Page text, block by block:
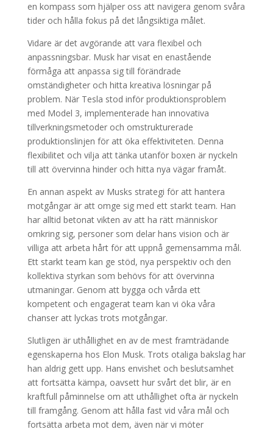
en kompass som hjälper oss att navigera genom svåra
tider och hålla fokus på det långsiktiga målet.
Vidare är det avgörande att vara flexibel och
anpassningsbar. Musk har visat en enastående
förmåga att anpassa sig till förändrade
omständigheter och hitta kreativa lösningar på
problem. När Tesla stod inför produktionsproblem
med Model 3, implementerade han innovativa
tillverkningsmetoder och omstrukturerade
produktionslinjen för att öka effektiviteten. Denna
flexibilitet och vilja att tänka utanför boxen är nyckeln
till att övervinna hinder och hitta nya vägar framåt.
En annan aspekt av Musks strategi för att hantera
motgångar är att omge sig med ett starkt team. Han
har alltid betonat vikten av att ha rätt människor
omkring sig, personer som delar hans vision och är
villiga att arbeta hårt för att uppnå gemensamma mål.
Ett starkt team kan ge stöd, nya perspektiv och den
kollektiva styrkan som behövs för att övervinna
utmaningar. Genom att bygga och vårda ett
kompetent och engagerat team kan vi öka våra
chanser att lyckas trots motgångar.
Slutligen är uthållighet en av de mest framträdande
egenskaperna hos Elon Musk. Trots otaliga bakslag har
han aldrig gett upp. Hans envishet och beslutsamhet
att fortsätta kämpa, oavsett hur svårt det blir, är en
kraftfull påminnelse om att uthållighet ofta är nyckeln
till framgång. Genom att hålla fast vid våra mål och
fortsätta arbeta mot dem, även när vi möter